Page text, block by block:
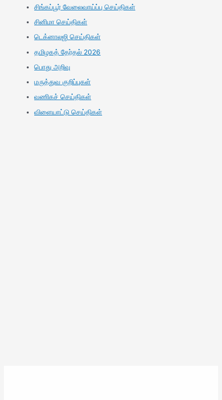
சிங்கப்பூர் வேலைவாய்ப்பு செய்திகள்
சினிமா செய்திகள்
டெக்னாலஜி செய்திகள்
தமிழகத் தேர்தல் 2026
பொது அறிவு
மருத்துவ குறிப்புகள்
வணிகச் செய்திகள்
விளையாட்டு செய்திகள்